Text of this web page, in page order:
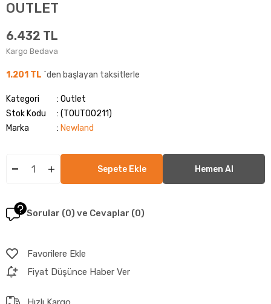
OUTLET
6.432 TL
Kargo Bedava
1.201 TL `den başlayan taksitlerle
Kategori
Outlet
Stok Kodu
(TOUT00211)
Marka
: Newland
Sorular (0) ve Cevaplar (0)
Favorilere Ekle
Fiyat Düşünce Haber Ver